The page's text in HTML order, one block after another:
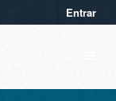
Entrar